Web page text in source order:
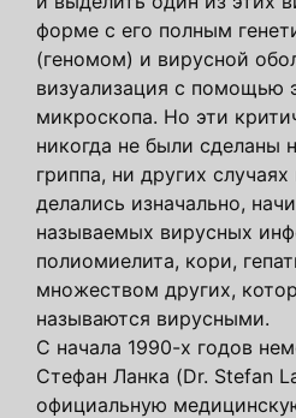
форме с его полным
(геномом) и вирусной
визуализация с помощью
микроскопа. Но эти
никогда не были сделаны
гриппа, ни других
делались изначально,
называемых вирусных
полиомиелита, кори,
множеством других,
называются вирусными.
С начала 1990-х годов
Стефан Ланка (Dr. Stefan
официальную